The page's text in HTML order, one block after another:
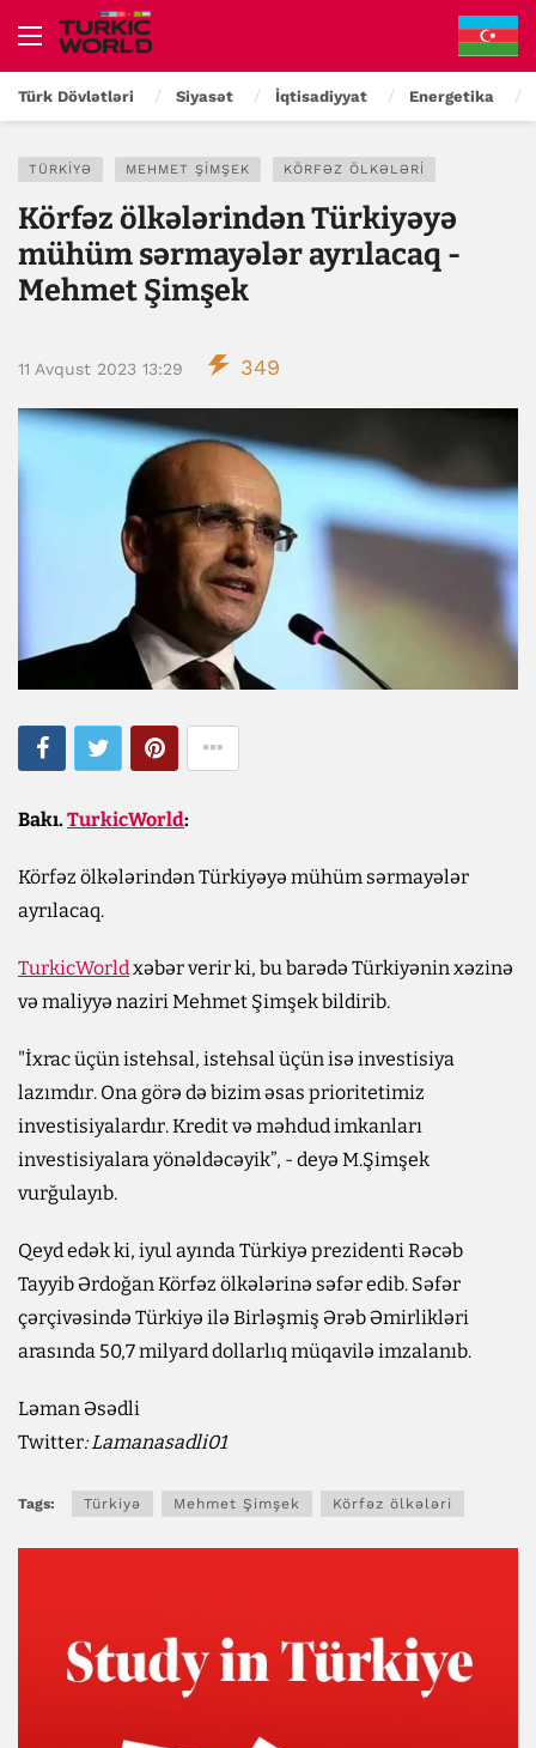
Türk Dövlətləri Siyasət İqtisadiyyat Energetika
TÜRKIYƏ MEHMET ŞIMŞEK KÖRFƏZ ÖLKƏLƏRI
Körfəz ölkələrindən Türkiyəyə
mühüm sərmayələr ayrılacaq -
Mehmet Şimşek
11 Avqust 2023 13:29 349
Bakı. TurkicWorld:
Körfəz ölkələrindən Türkiyəyə mühüm sərmayələr
ayrılacaq.
TurkicWorldxəbər verir ki, bu barədə Türkiyənin xəzinə
və maliyyə naziri Mehmet Şimşek bildirib.
"İxrac üçün istehsal, istehsal üçün isə investisiya
lazımdır. Ona görə də bizim əsas prioritetimiz
investisiyalardır. Kredit və məhdud imkanları
investisiyalara yönəldəcəyik”, - deyə M.Şimşek
vurğulayıb.
Qeyd edək ki, iyul ayında Türkiyə prezidenti Rəcəb
Tayyib Ərdoğan Körfəz ölkələrinə səfər edib. Səfər
çərçivəsində Türkiyə ilə Birləşmiş Ərəb Əmirlikləri
arasında 50,7 milyard dollarlıq müqavilə imzalanıb.
Ləman Əsədli
Twitter:Lamanasadli01
Tags: Türkiyə Mehmet Şimşek Körfəz ölkələri